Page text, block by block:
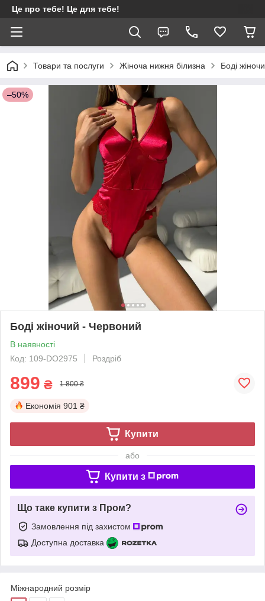
Це про тебе! Це для тебе!
Товари та послуги Жіноча нижня білизна Боді
–50%
Боді жіночий - Червоний
В наявності
Код: 109-DO2975
Роздріб
899 ₴ 1 800 ₴
Економія 901 ₴
Купити
або
Купити з
Що таке купити з Пром?
Замовлення під захистом
Доступна доставка
Міжнародний розмір